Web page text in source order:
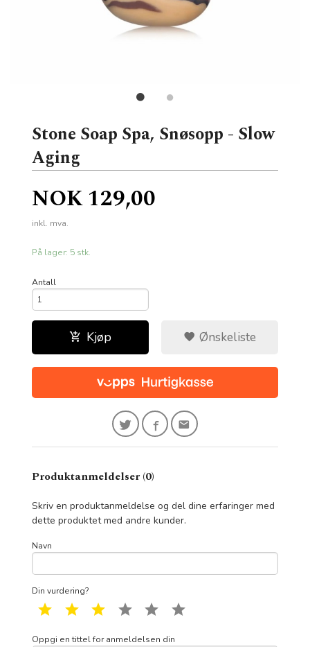
Stone Soap Spa, Snøsopp - Slow
Aging
Pris
NOK129,00
inkl. mva.
På lager: 5 stk.
Antall
Kjøp Ønskeliste
Produktanmeldelser (0)
Skriv en produktanmeldelse og del dine erfaringer med
dette produktet med andre kunder.
Navn
Din vurdering?
1 star 2 star 3 star 4 star 5 star
Oppgi en tittel for anmeldelsen din